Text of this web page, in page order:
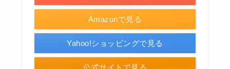
Amazonで見る
Yahoo!ショッピングで見る
公式サイトで見る